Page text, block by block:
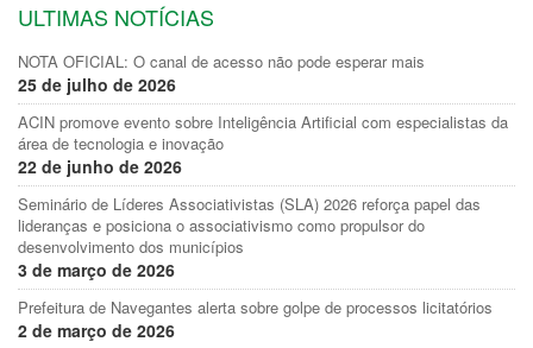
ULTIMAS NOTÍCIAS
NOTA OFICIAL: O canal de acesso não pode esperar mais
25 de julho de 2026
ACIN promove evento sobre Inteligência Artificial com especialistas da
área de tecnologia e inovação
22 de junho de 2026
Seminário de Líderes Associativistas (SLA) 2026 reforça papel das
lideranças e posiciona o associativismo como propulsor do
desenvolvimento dos municípios
3 de março de 2026
Prefeitura de Navegantes alerta sobre golpe de processos licitatórios
2 de março de 2026